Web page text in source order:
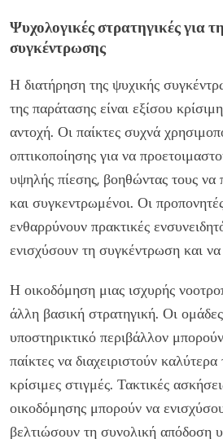
Ψυχολογικές στρατηγικές για
συγκέντρωσης
Η διατήρηση της ψυχικής
της παράτασης είναι εξίσου
αντοχή. Οι παίκτες συχνά
οπτικοποίησης για να
υψηλής πίεσης, βοηθώντας τους να
και συγκεντρωμένοι. Οι
ενθαρρύνουν πρακτικές
ενισχύσουν τη συγκέντρωση και
Η οικοδόμηση μιας ισχυρής
άλλη βασική στρατηγική. Οι
υποστηρικτικό περιβάλλον
παίκτες να διαχειριστούν
κρίσιμες στιγμές. Τακτικές
οικοδόμησης μπορούν να
βελτιώσουν τη συνολική απόδοση